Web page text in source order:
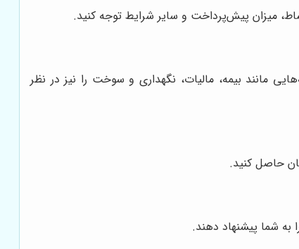
میزان پیش‌پرداخت و سایر شرایط توجه کنید.
مانند بیمه، مالیات، نگهداری و سوخت را نیز در نظر
حاصل کنید.
به شما پیشنهاد دهند.